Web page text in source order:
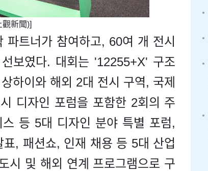
觀新聞)]
트너가 참여하고, 60여 개 전시
보였다. 대회는 '12255+X' 구조
하이와 해외 2대 전시 구역, 국제
디자인 포럼을 포함한 2회의 주
스 등 5대 디자인 분야 특별 포럼,
, 패션쇼, 인재 채용 등 5대 산업
시 및 해외 연계 프로그램으로 구